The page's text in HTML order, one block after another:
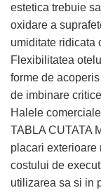
estetica trebuie
oxidare a
umiditate ridicata
Flexibilitatea
forme de
de imbinare
Halele
TABLA CUTATA
placari exterioare
costului de
utilizarea sa si in